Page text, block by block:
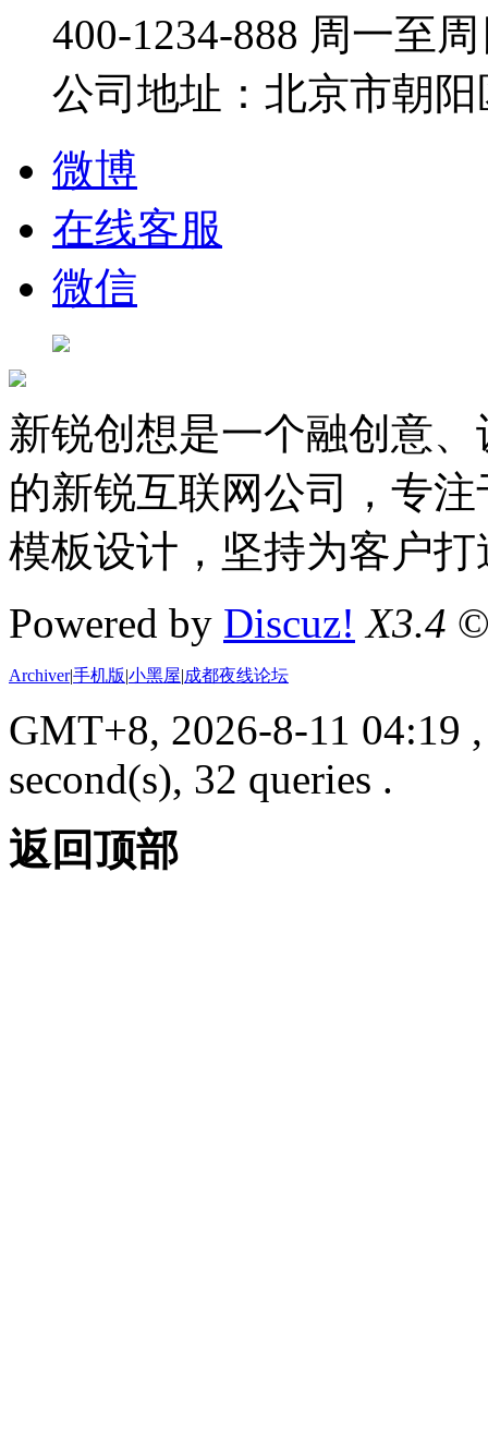
400-1234-888 周一至
公司地址：北京市朝
微博
在线客服
微信
新锐创想是一个融创意
的新锐互联网公司，专
模板设计，坚持为客户
Powered by Discuz! X3.4
Archiver|手机版|小黑屋|成都夜线论坛
GMT+8, 2026-8-11 04:19
second(s), 32 queries .
返回顶部